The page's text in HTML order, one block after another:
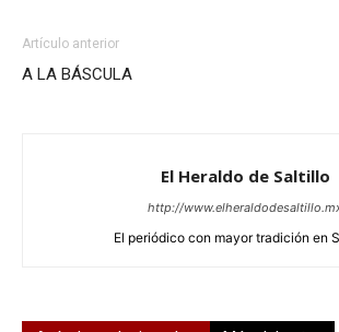
Artículo anterior
A LA BÁSCULA
El Heraldo de Saltillo
http://
El periódico con mayor tradición en